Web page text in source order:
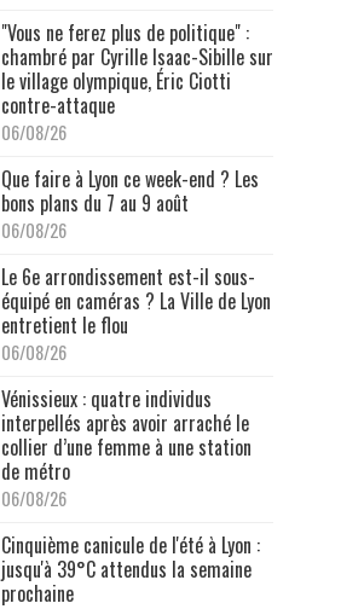
"Vous ne ferez plus de politique" :
chambré par Cyrille Isaac-Sibille sur
le village olympique, Éric Ciotti
contre-attaque
06/08/26
Que faire à Lyon ce week-end ? Les
bons plans du 7 au 9 août
06/08/26
Le 6e arrondissement est-il sous-
équipé en caméras ? La Ville de Lyon
entretient le flou
06/08/26
Vénissieux : quatre individus
interpellés après avoir arraché le
collier d’une femme à une station
de métro
06/08/26
Cinquième canicule de l'été à Lyon :
jusqu'à 39°C attendus la semaine
prochaine